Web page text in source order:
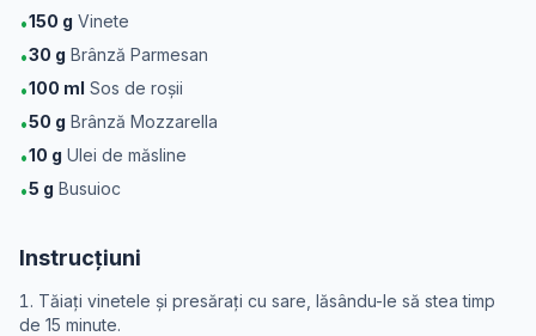
•150 g Vinete
•30 g Brânză Parmesan
•100 ml Sos de roșii
•50 g Brânză Mozzarella
•10 g Ulei de măsline
•5 g Busuioc
Instrucțiuni
Tăiați vinetele și presărați cu sare, lăsându-le să stea timp
de 15 minute.